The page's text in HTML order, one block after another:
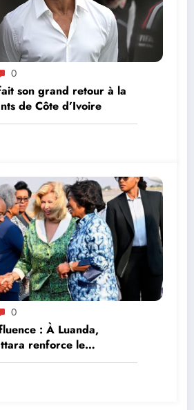
0
son grand retour à la
de Côte d’Ivoire
0
: À Luanda,
renforce le
de la Côte d’Ivoire en